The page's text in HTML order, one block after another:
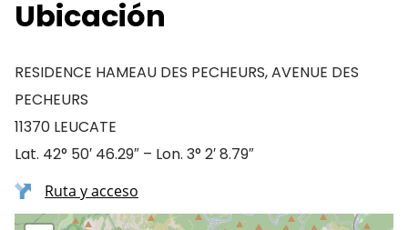
Ubicación
RESIDENCE HAMEAU DES PECHEURS, AVENUE DES
PECHEURS
11370 LEUCATE
Lat. 42° 50′ 46.29″ – Lon. 3° 2′ 8.79″
Ruta y acceso